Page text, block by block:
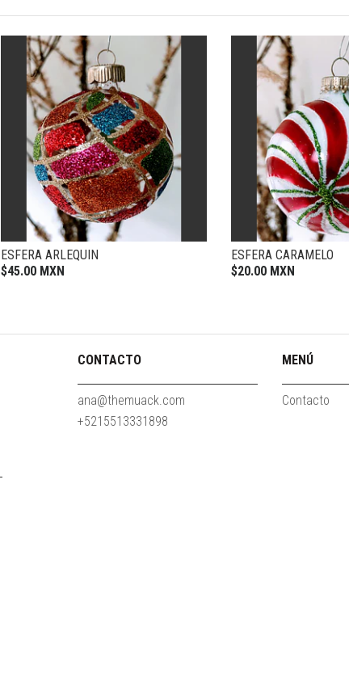
ESFERA ARLEQUIN
$45.00 MXN
ESFERA CARAMELO
$20.00 MXN
CONTACTO
ana@themuack.com
+5215513331898
MENÚ
Contacto